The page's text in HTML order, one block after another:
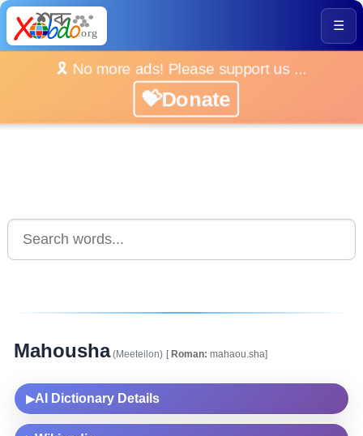
☰
🎗️ No more ads! Please support us ...
💝Donate
Mahousha(Meeteilon) [Roman: mahaou.sha]
▶AI Dictionary Details